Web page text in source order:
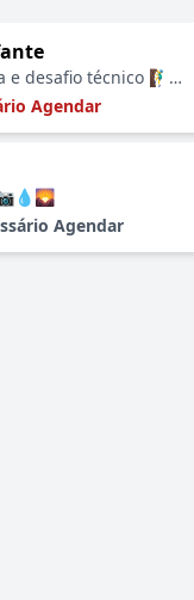
Escalada de 150 a 300m, vista panorâmica e desafio técnico 🧗‍♂️⛰️🌄💪💸
Agendar
Agendar